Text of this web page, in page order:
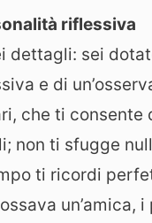
riflessiva
dettagli: sei
e di
che ti consente
non ti sfugge
ti ricordi
un’amica,